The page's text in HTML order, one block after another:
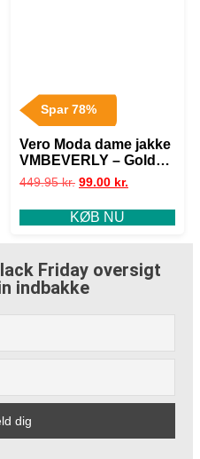
Spar 78%
Vero Moda dame jakke
VMBEVERLY – Golden
Yellow
449.95kr. 99.00 kr.
KØB NU
Friday oversigt
indbakke